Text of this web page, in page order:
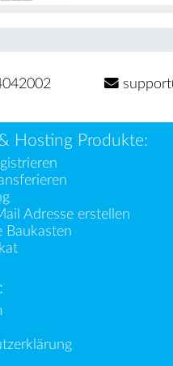
Hosting Produkte:
Adresse erstellen
Baukasten